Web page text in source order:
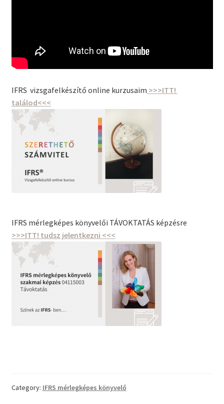
IFRS vizsgafelkészítő online kurzusaim >>>ITT!
találod<<<
IFRS mérlegképes könyvelői TÁVOKTATÁS képzésre
>>>ITT! tudsz jelentkezni <<<
Category: IFRS mérlegképes könyvelő